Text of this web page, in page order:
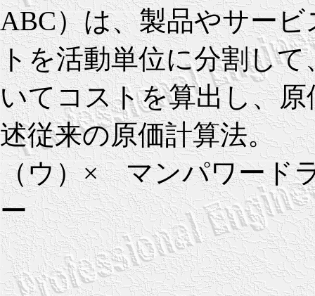
ABC）は、製品やサー
トを活動単位に分割し
いてコストを算出し、
述従来の原価計算法。
（ウ）× マンパワード
ー